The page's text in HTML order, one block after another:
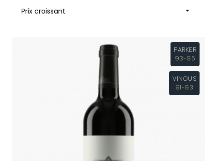
Prix croissant 
PARKER
93-95
VINOUS
91-93